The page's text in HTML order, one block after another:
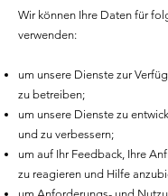
Wir können Ihre Daten für
verwenden:
um unsere Dienste zur
zu betreiben;
um unsere Dienste zu
und zu verbessern;
um auf Ihr Feedback, Ihre
zu reagieren und Hilfe